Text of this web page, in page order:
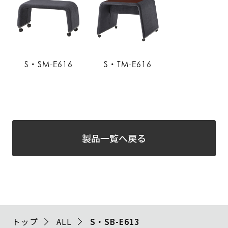
S・SM-E616 S・TM-E616
製品一覧へ戻る
トップ ALL S・SB-E613